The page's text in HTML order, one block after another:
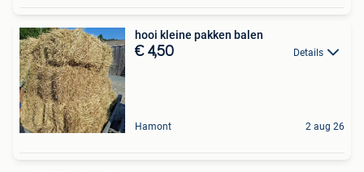
hooi kleine pakken balen
€ 4,50 Details
Hamont 2 aug 26